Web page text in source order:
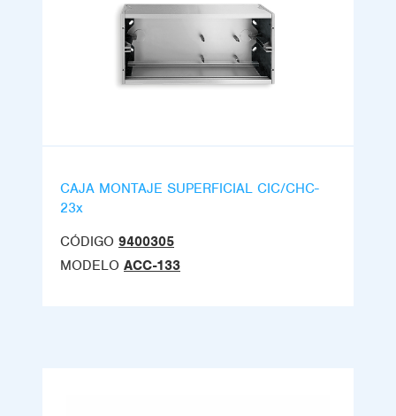
CAJA MONTAJE SUPERFICIAL CIC/CHC-
23x
CÓDIGO 9400305
MODELO ACC-133